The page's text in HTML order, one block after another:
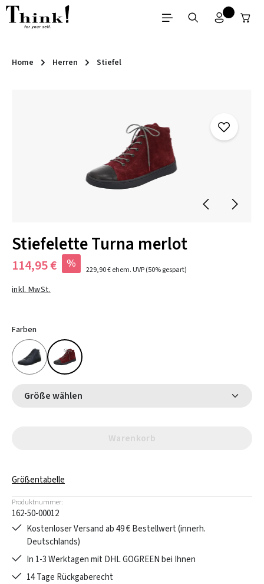
Zum Hauptinhalt springen
Home Herren Stiefel
Stiefelette Turna merlot
114,95 € % 229,90 €ehem. UVP(50% gespart)
inkl. MwSt.
Farben
Größe wählen
Warenkorb
Größentabelle
Produktnummer:
162-50-00012
Kostenloser Versand ab 49 € Bestellwert (innerh.
Deutschlands)
In 1-3 Werktagen mit DHL GOGREEN bei Ihnen
14 Tage Rückgaberecht